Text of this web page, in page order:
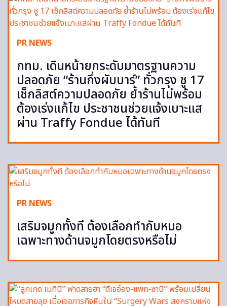
PR NEWS
กทม. เดินหน้ายกระดับมาตรฐานความ
ปลอดภัย “ร้านกึ่งผับบาร์” ทั่วกรุง ชู 17
เช็กลิสต์ความปลอดภัย ย้ำร้านไม่พร้อม
ต้องเร่งแก้ไข ประชาชนช่วยแจ้งเบาะแส
ผ่าน Traffy Fondue ได้ทันที
PR NEWS
เสริมจมูกทั้งที ต้องเลือกทำกับหมอ
เฉพาะทางด้านจมูกโดยตรงหรือไม่